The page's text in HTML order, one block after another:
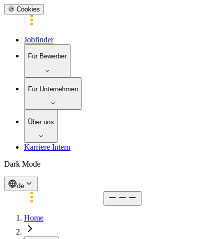
🍪 Cookies
Jobfinder
Für Bewerber
Für Unternehmen
Über uns
Karriere Intern
Dark Mode
de
Home